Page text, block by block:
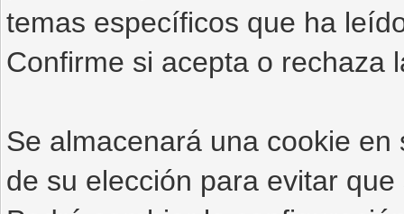
temas específicos que ha
Confirme si acepta o rechaza
Se almacenará una cookie
de su elección para evitar